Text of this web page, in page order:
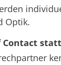
Optik.
Contact